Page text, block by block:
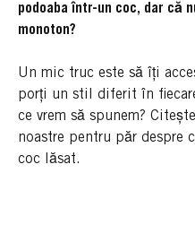
podoaba într-un coc, dar că
monoton?
Un mic truc este să îți
porți un stil diferit în
ce vrem să spunem?
noastre pentru păr despre
coc lăsat.